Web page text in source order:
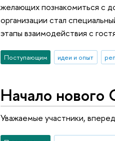
желающих познакомиться с
организации стал
этапы взаимодействия с
Поступающим идеи и опыт
Начало нового
Уважаемые участники,